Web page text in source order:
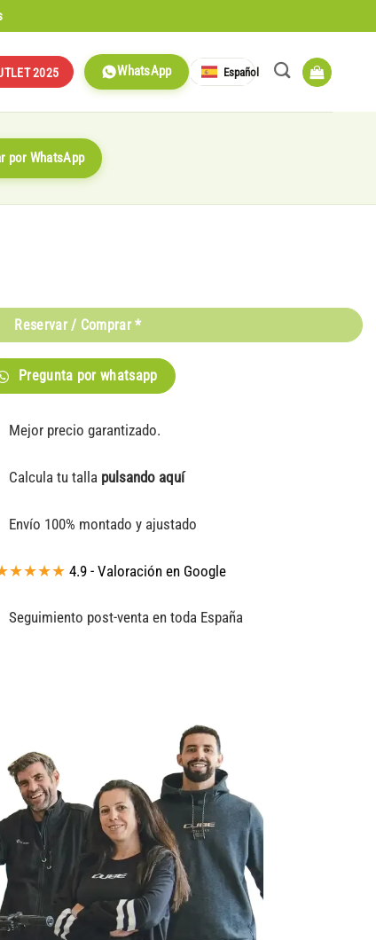
2025 WhatsApp Español
por WhatsApp
Reservar / Comprar *
Pregunta por whatsapp
Mejor precio garantizado.
Calcula tu talla pulsando aquí
Envío 100% montado y ajustado
4.9 - Valoración en Google
Seguimiento post-venta en toda España